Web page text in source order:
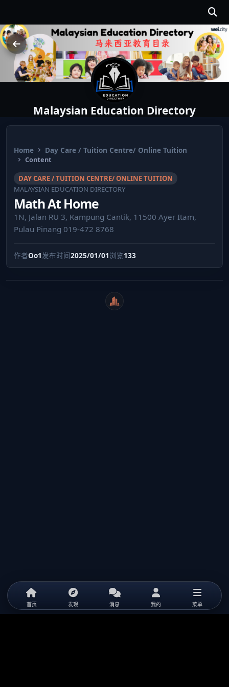
Malaysian Education Directory
Home Day Care / Tuition Centre/ Online Tuition
Content
DAY CARE / TUITION CENTRE/ ONLINE TUITION
MALAYSIAN EDUCATION DIRECTORY
Math At Home
1N, Jalan RU 3, Kampung Cantik, 11500 Ayer Itam,
Pulau Pinang 019-472 8768
作者Oo1发布时间2025/01/01浏览133
WeiCity
首页 发现 消息 我的 菜单